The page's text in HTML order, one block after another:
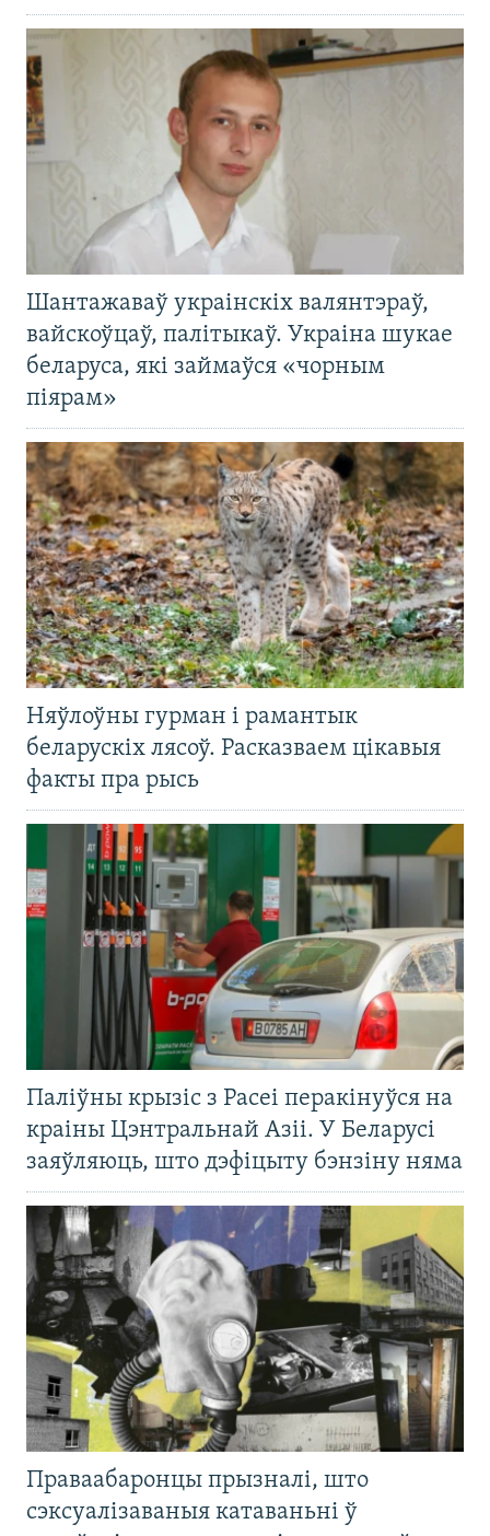
Шантажаваў украінскіх валянтэраў,
вайскоўцаў, палітыкаў. Украіна шукае
беларуса, які займаўся «чорным
піярам»
Няўлоўны гурман і рамантык
беларускіх лясоў. Расказваем цікавыя
факты пра рысь
Паліўны крызіс з Расеі перакінуўся на
краіны Цэнтральнай Азіі. У Беларусі
заяўляюць, што дэфіцыту бэнзіну няма
Праваабаронцы прызналі, што
сэксуалізаваныя катаваньні ў